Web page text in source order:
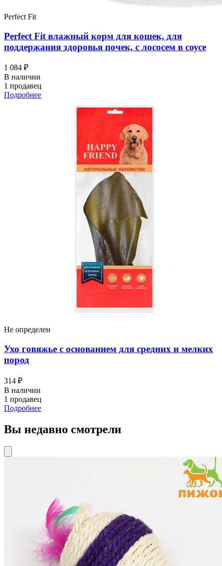
Perfect Fit
Perfect Fit влажный корм для кошек, для
поддержания здоровья почек, с лососем в соусе
1 084 ₽
В наличии
1 продавец
Подробнее
Не определен
Ухо говяжье с основанием для средних и мелких
пород
314 ₽
В наличии
1 продавец
Подробнее
Вы недавно смотрели